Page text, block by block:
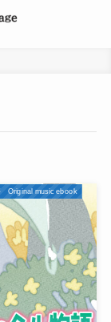
music ebook